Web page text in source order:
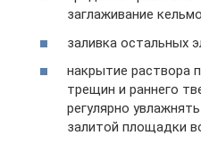
заглаживание
заливка остальных
накрытие раствора
трещин и раннего
регулярно
залитой площадки